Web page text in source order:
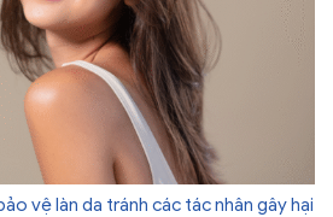
vệ làn da tránh các tác nhân gây hại